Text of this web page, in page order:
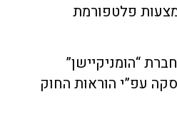
פלטפורמת
“הומניקיישן”
עפ”י הוראות החוק